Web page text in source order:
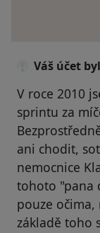
Váš účet
V roce 2010
sprintu za
ani chodit,
nemocnice
tohoto "pana
pouze
základě toho